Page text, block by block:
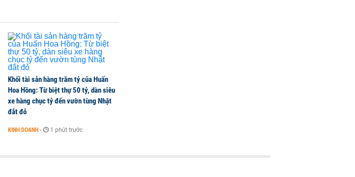
Khối tài sản hàng trăm tỷ của Huấn
Hoa Hồng: Từ biệt thự 50 tỷ, dàn siêu
xe hàng chục tỷ đến vườn tùng Nhật
đắt đỏ
KINH DOANH - 1 phút trước